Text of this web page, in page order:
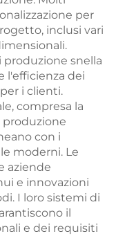
per
inclusi vari
snella
l'efficienza dei
i clienti.
compresa la
con i
moderni. Le
aziende
e innovazioni
I loro sistemi di
il
e dei requisiti